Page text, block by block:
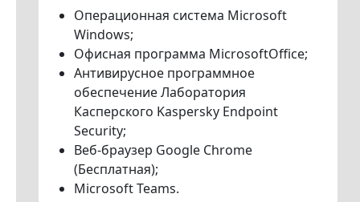
Операционная система Microsoft
Windows;
Офисная программа MicrosoftOffice;
Антивирусное программное
обеспечение Лаборатория
Касперского Kaspersky Endpoint
Security;
Веб-браузер Google Chrome
(Бесплатная);
Microsoft Teams.